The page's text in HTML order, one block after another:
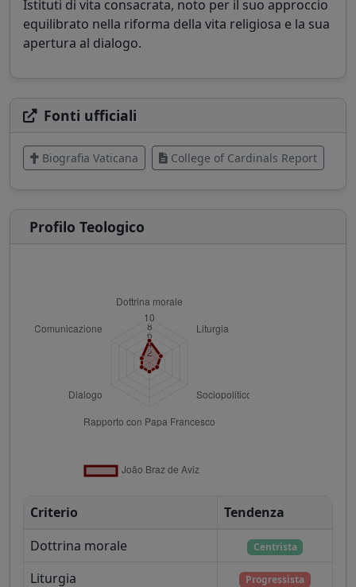
Istituti di vita consacrata, noto per il suo approccio
equilibrato nella riforma della vita religiosa e la sua
apertura al dialogo.
Fonti ufficiali
Biografia Vaticana College of Cardinals Report
Profilo Teologico
Criterio
Tendenza
Dottrina morale
Centrista
Liturgia Progressista